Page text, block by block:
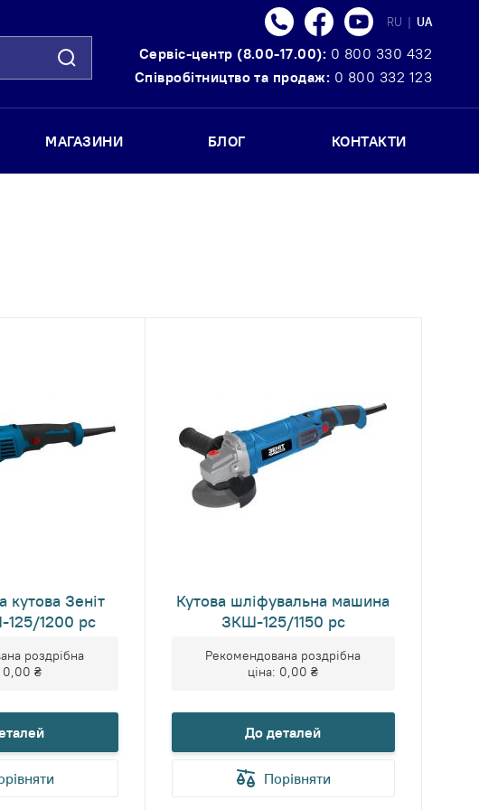
Пошук
ТелефонFacebookYoutube Language
RU | UA
Сервіс-центр (8.00-17.00): 0 800 330 432
Співробітництво та продаж: 0 800 332 123
МАГАЗИНИ БЛОГ КОНТАКТИ
Зеніт
1200 рс
роздрібна
0,00 ₴
Кутова шліфувальна машина
ЗКШ-125/1150 рс
Рекомендована роздрібна
ціна: 0,00 ₴
До деталей
Порівняти